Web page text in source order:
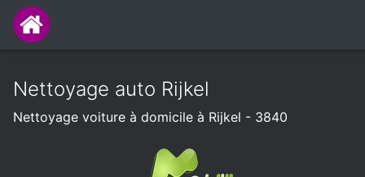
Nettoyage auto Rijkel
Nettoyage voiture à domicile à Rijkel - 3840